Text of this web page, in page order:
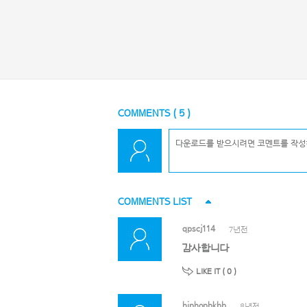
COMMENTS ( 5)
COMMENTS LIST
qpscj114 7년전
감사합니다
LIKE IT ( 0 )
hiphopbkbb